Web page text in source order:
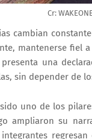
Cr:
cambian
mantenerse fiel
presenta una
sin depender de
uno de los
ampliaron su